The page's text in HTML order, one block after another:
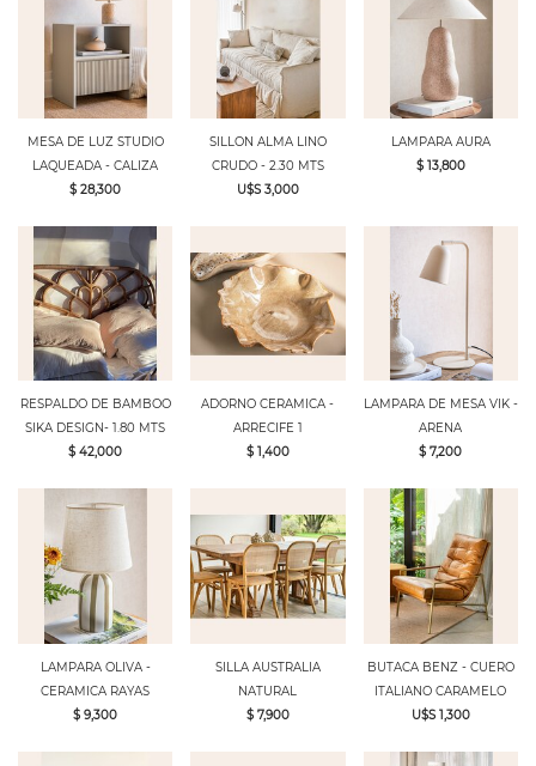
MESA DE LUZ STUDIO
LAQUEADA - CALIZA
$ 28,300
SILLON ALMA LINO
CRUDO - 2.30 MTS
U$S 3,000
LAMPARA AURA
$ 13,800
RESPALDO DE BAMBOO
SIKA DESIGN- 1.80 MTS
$ 42,000
ADORNO CERAMICA -
ARRECIFE 1
$ 1,400
LAMPARA DE MESA VIK -
ARENA
$ 7,200
LAMPARA OLIVA -
CERAMICA RAYAS
$ 9,300
SILLA AUSTRALIA
NATURAL
$ 7,900
BUTACA BENZ - CUERO
ITALIANO CARAMELO
U$S 1,300